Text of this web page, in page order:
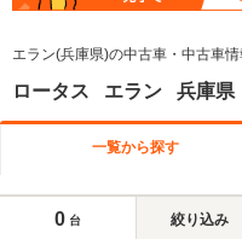
エラン(兵庫県)の中古車・中古車情
ロータス エラン 兵庫県
一覧から探す
0 台 絞り込み